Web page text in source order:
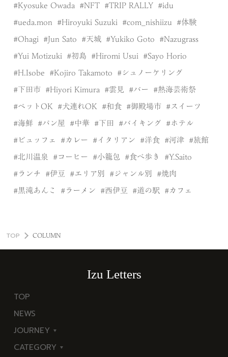
Kyosuke Owada NFT TRIP RALLY idu
ueda.mon Hiroyuki Suzuki com_nishiizu 体験
Ohagi Jun Sato 天城 Yukiko Goto Nazugrass
Yui Motizuki 初島 Hiromi Usui Sayo Horio
H.Isobe Kojiro Takamoto シュノーケリング
下田市 Hiyori Kimura 雲見 バー 熱海芸術祭
ペットOK 犬連れOK 和食 御殿場市 スイーツ
海鮮 パン屋 中華 下田 バイキング ホテル
ビュッフェ カレー イタリアン 洋食 河津 旅館
北川温泉 コーヒー 小籠包 食べ歩き Y.Saito
ランチ 伊豆 エリア別 ジャンル別 焼肉
黒滝あんこ ラーメン 西伊豆 道の駅 カフェ
TOP COLUMN
Izu Letters
TOP
NEWS
JOURNEY
東
CATEGORY